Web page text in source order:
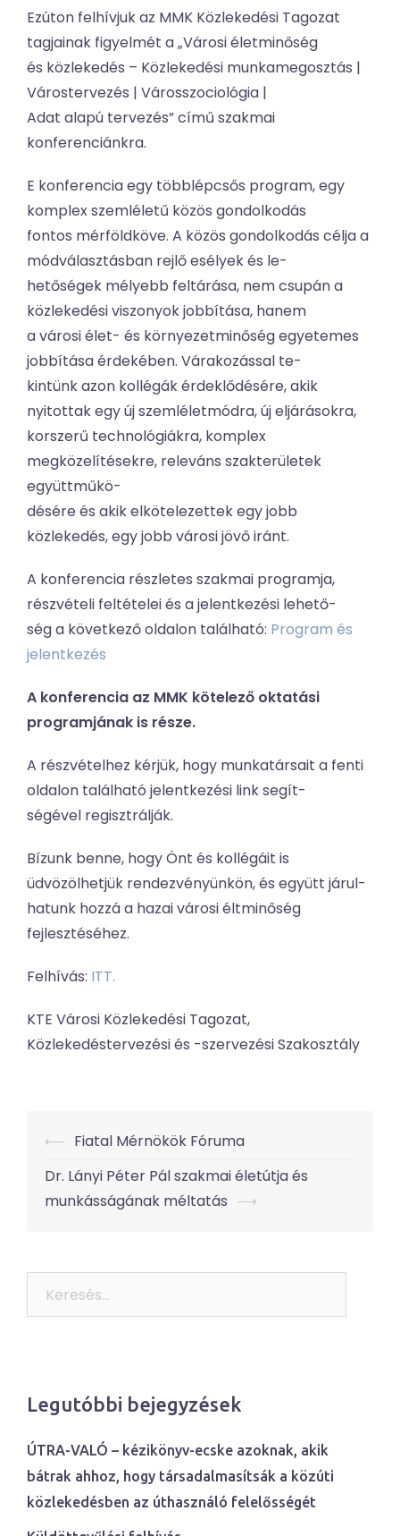
Ezúton felhívjuk az MMK Közlekedési Tagozat
tagjainak figyelmét a „Városi életminőség
és közlekedés – Közlekedési munkamegosztás |
Várostervezés | Városszociológia |
Adat alapú tervezés” című szakmai
konferenciánkra.
E konferencia egy többlépcsős program, egy
komplex szemléletű közös gondolkodás
fontos mérföldköve. A közös gondolkodás célja a
módválasztásban rejlő esélyek és le-
hetőségek mélyebb feltárása, nem csupán a
közlekedési viszonyok jobbítása, hanem
a városi élet- és környezetminőség egyetemes
jobbítása érdekében. Várakozással te-
kintünk azon kollégák érdeklődésére, akik
nyitottak egy új szemléletmódra, új eljárásokra,
korszerű technológiákra, komplex
megközelítésekre, releváns szakterületek
együttműkö-
désére és akik elkötelezettek egy jobb
közlekedés, egy jobb városi jövő iránt.
A konferencia részletes szakmai programja,
részvételi feltételei és a jelentkezési lehető-
ség a következő oldalon található: Program és
jelentkezés
A konferencia az MMK kötelező oktatási
programjának is része.
A részvételhez kérjük, hogy munkatársait a fenti
oldalon található jelentkezési link segít-
ségével regisztrálják.
Bízunk benne, hogy Önt és kollégáit is
üdvözölhetjük rendezvényünkön, és együtt járul-
hatunk hozzá a hazai városi éltminőség
fejlesztéséhez.
Felhívás: ITT.
KTE Városi Közlekedési Tagozat,
Közlekedéstervezési és -szervezési Szakosztály
Post
navigation
⟵ Fiatal Mérnökök Fóruma
Dr. Lányi Péter Pál szakmai életútja és
munkásságának méltatás ⟶
Legutóbbi bejegyzések
ÚTRA-VALÓ – kézikönyv-ecske azoknak, akik
bátrak ahhoz, hogy társadalmasítsák a közúti
közlekedésben az úthasználó felelősségét